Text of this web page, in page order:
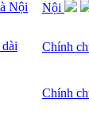
Nội
Chính
Chính